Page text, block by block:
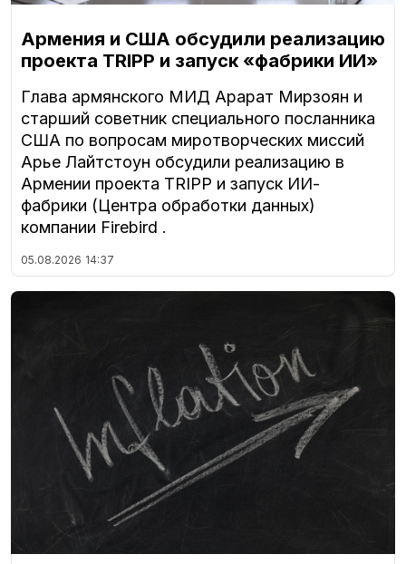
Армения и США обсудили реализацию
проекта TRIPP и запуск «фабрики ИИ»
Глава армянского МИД Арарат Мирзоян и
старший советник специального посланника
США по вопросам миротворческих миссий
Арье Лайтстоун обсудили реализацию в
Армении проекта TRIPP и запуск ИИ-
фабрики (Центра обработки данных)
компании Firebird .
05.08.2026 14:37